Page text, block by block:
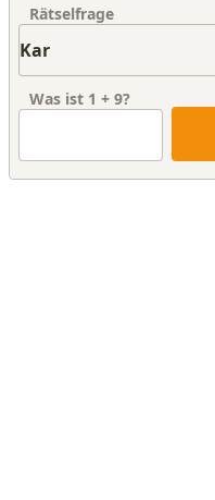
Rätselfrage
Was ist 1 + 9?